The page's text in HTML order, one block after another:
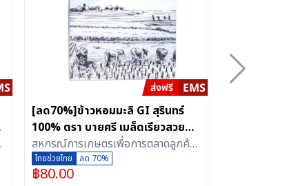
[ลด70%]ข้าวหอมมะลิ GI สุรินทร์
100% ตรา บายศรี เมล็ดเรียวสวย
ขาวใส มันวาว อัดสุญญากาศ (1
กิโลกรัม)
สหกรณ์การเกษตรเพื่อการตลาดลูกค้า
ธ.ก.ส.สุรินทร์ จำกัด
ไทยช่วยไทย ลด 70%
฿80.00